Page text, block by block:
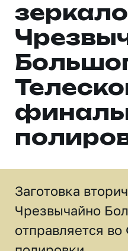
Заготовка
Чрезвычайно
отправляется